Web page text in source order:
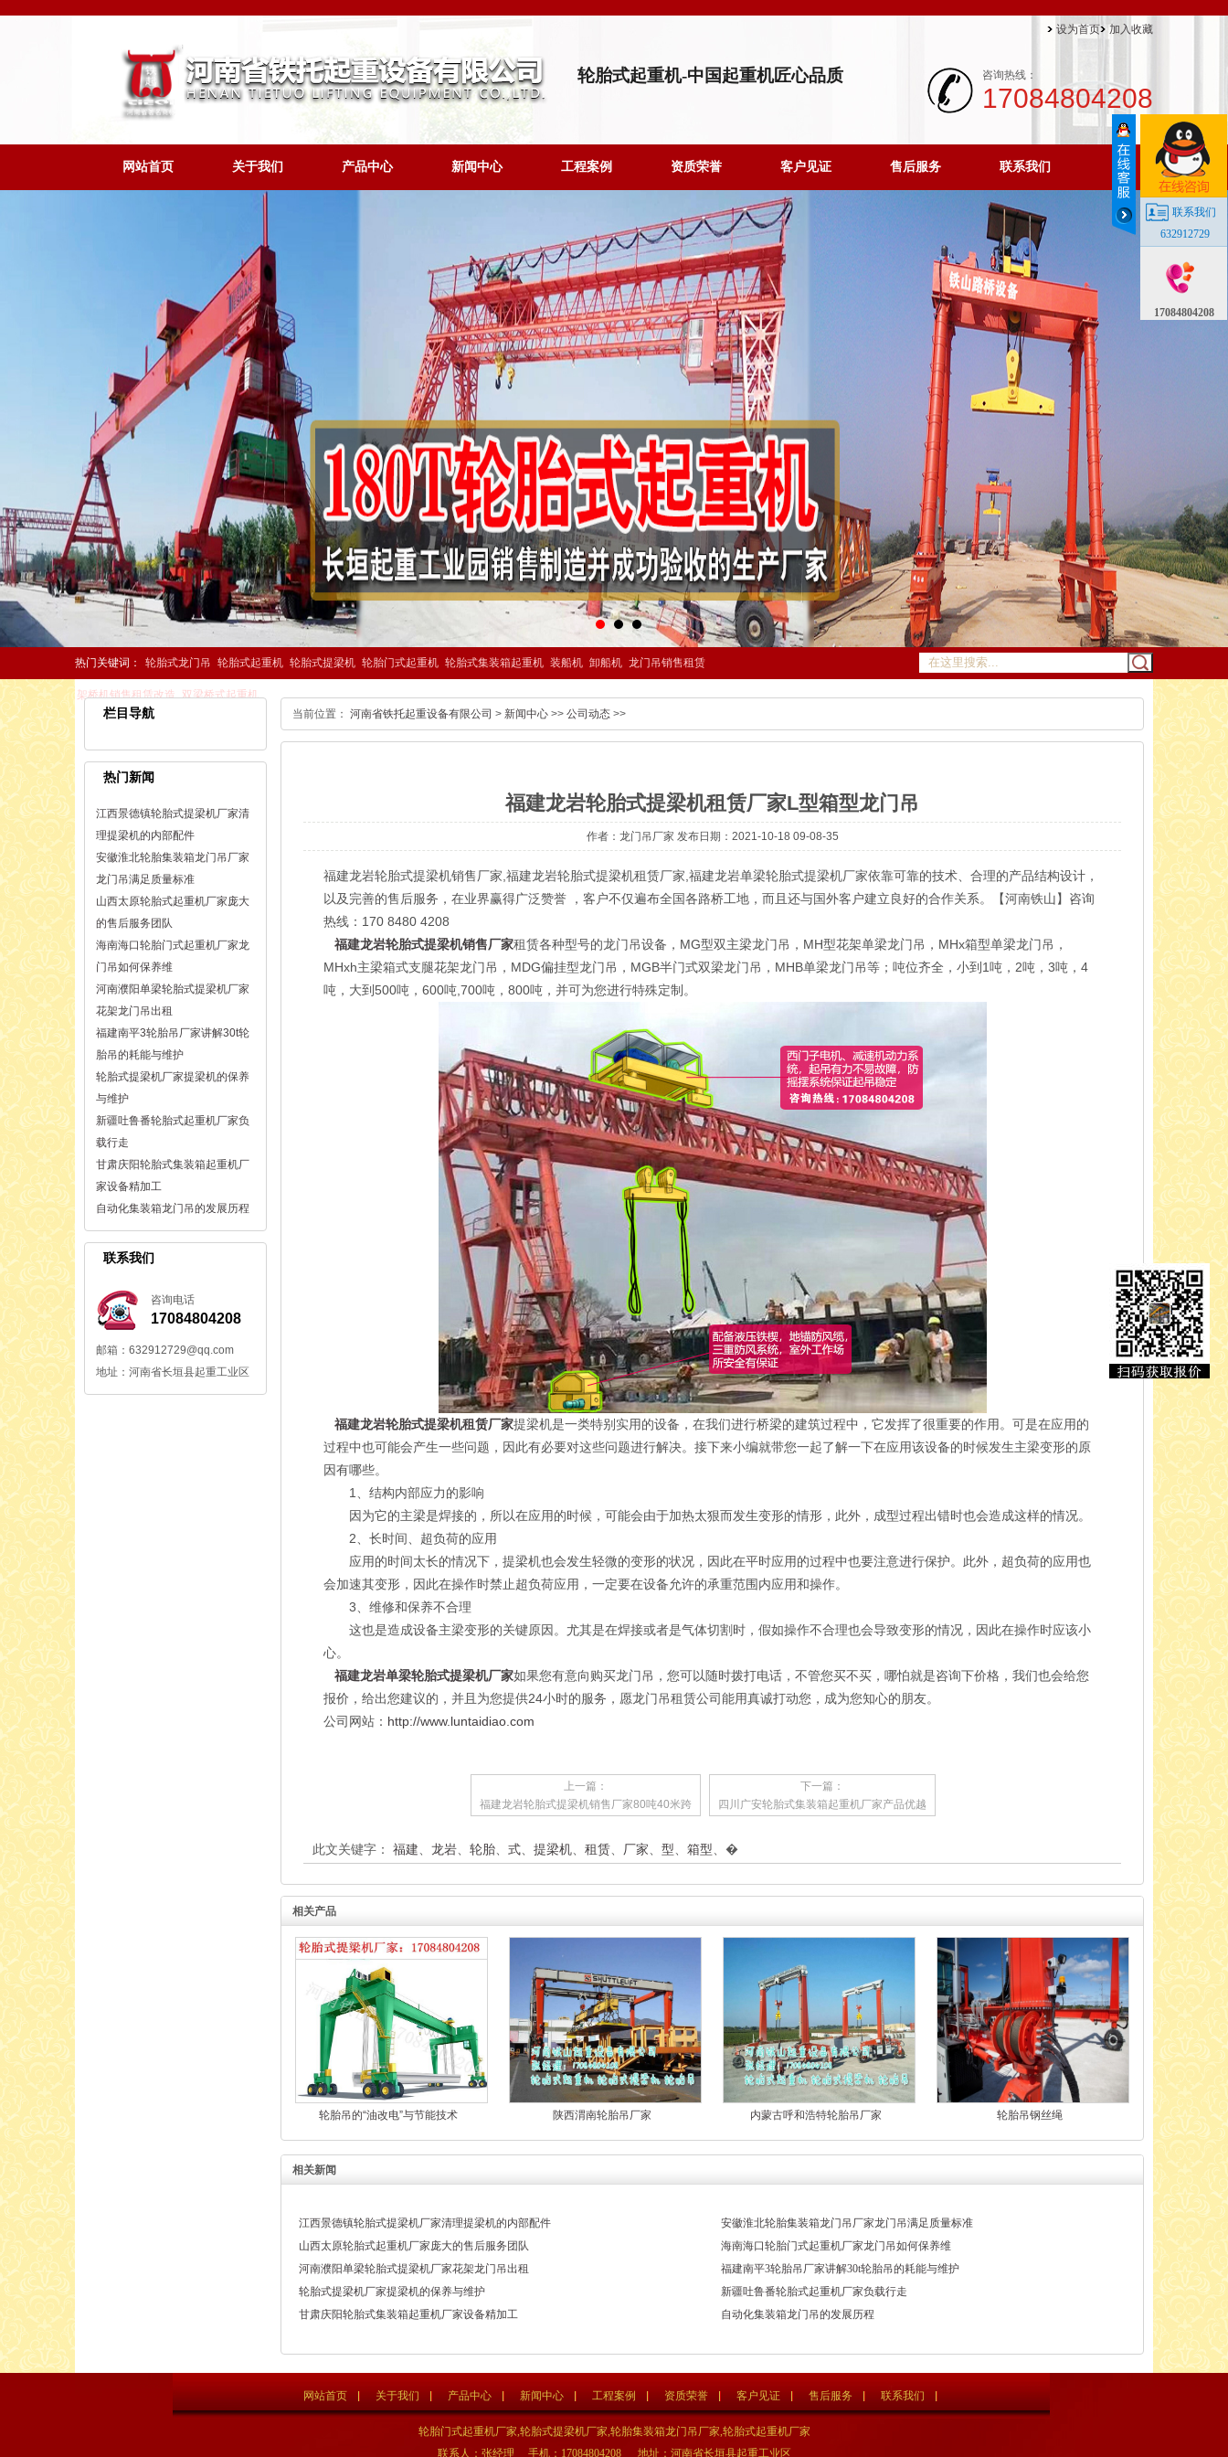
轮胎式起重机-中国起重机匠心品质
设为首页 加入收藏
咨询热线：
17084804208
网站首页 关于我们 产品中心 新闻中心 工程案例 资质荣誉 客户见证 售后服务 联系我们
热门关键词： 轮胎式龙门吊 轮胎式起重机 轮胎式提梁机 轮胎门式起重机 轮胎式集装箱起重机 装船机 卸船机 龙门吊销售租赁
架桥机销售租赁改造 双梁桥式起重机
联系我们
632912729
17084804208
栏目导航
热门新闻
江西景德镇轮胎式提梁机厂家清
理提梁机的内部配件
安徽淮北轮胎集装箱龙门吊厂家
龙门吊满足质量标准
山西太原轮胎式起重机厂家庞大
的售后服务团队
海南海口轮胎门式起重机厂家龙
门吊如何保养维
河南濮阳单梁轮胎式提梁机厂家
花架龙门吊出租
福建南平3轮胎吊厂家讲解30t轮
胎吊的耗能与维护
轮胎式提梁机厂家提梁机的保养
与维护
新疆吐鲁番轮胎式起重机厂家负
载行走
甘肃庆阳轮胎式集装箱起重机厂
家设备精加工
自动化集装箱龙门吊的发展历程
联系我们
咨询电话
17084804208
邮箱：632912729@qq.com
地址：河南省长垣县起重工业区
当前位置： 河南省铁托起重设备有限公司 > 新闻中心 >> 公司动态 >>
福建龙岩轮胎式提梁机租赁厂家L型箱型龙门吊
作者：龙门吊厂家 发布日期：2021-10-18 09-08-35
福建龙岩轮胎式提梁机销售厂家,福建龙岩轮胎式提梁机租赁厂家,福建龙岩单梁轮胎式提梁机厂家依靠可靠的技术、合理的产品结构设计，
以及完善的售后服务，在业界赢得广泛赞誉 ，客户不仅遍布全国各路桥工地，而且还与国外客户建立良好的合作关系。【河南铁山】咨询
热线：170 8480 4208
福建龙岩轮胎式提梁机销售厂家租赁各种型号的龙门吊设备，MG型双主梁龙门吊，MH型花架单梁龙门吊，MHx箱型单梁龙门吊，
MHxh主梁箱式支腿花架龙门吊，MDG偏挂型龙门吊，MGB半门式双梁龙门吊，MHB单梁龙门吊等；吨位齐全，小到1吨，2吨，3吨，4
吨，大到500吨，600吨,700吨，800吨，并可为您进行特殊定制。
福建龙岩轮胎式提梁机租赁厂家提梁机是一类特别实用的设备，在我们进行桥梁的建筑过程中，它发挥了很重要的作用。可是在应用的
过程中也可能会产生一些问题，因此有必要对这些问题进行解决。接下来小编就带您一起了解一下在应用该设备的时候发生主梁变形的原
因有哪些。
1、结构内部应力的影响
因为它的主梁是焊接的，所以在应用的时候，可能会由于加热太狠而发生变形的情形，此外，成型过程出错时也会造成这样的情况。
2、长时间、超负荷的应用
应用的时间太长的情况下，提梁机也会发生轻微的变形的状况，因此在平时应用的过程中也要注意进行保护。此外，超负荷的应用也
会加速其变形，因此在操作时禁止超负荷应用，一定要在设备允许的承重范围内应用和操作。
3、维修和保养不合理
这也是造成设备主梁变形的关键原因。尤其是在焊接或者是气体切割时，假如操作不合理也会导致变形的情况，因此在操作时应该小
心。
福建龙岩单梁轮胎式提梁机厂家如果您有意向购买龙门吊，您可以随时拨打电话，不管您买不买，哪怕就是咨询下价格，我们也会给您
报价，给出您建议的，并且为您提供24小时的服务，愿龙门吊租赁公司能用真诚打动您，成为您知心的朋友。
公司网站： http://www.luntaidiao.com
上一篇：
福建龙岩轮胎式提梁机销售厂家80吨40米跨
下一篇：
四川广安轮胎式集装箱起重机厂家产品优越
此文关键字： 福建 龙岩 轮胎 式 提梁机 租赁 厂家 型 箱型 �
相关产品
轮胎吊的“油改电”与节能技术 陕西渭南轮胎吊厂家 内蒙古呼和浩特轮胎吊厂家 轮胎吊钢丝绳
相关新闻
江西景德镇轮胎式提梁机厂家清理提梁机的内部配件
安徽淮北轮胎集装箱龙门吊厂家龙门吊满足质量标准
山西太原轮胎式起重机厂家庞大的售后服务团队
海南海口轮胎门式起重机厂家龙门吊如何保养维
河南濮阳单梁轮胎式提梁机厂家花架龙门吊出租
福建南平3轮胎吊厂家讲解30t轮胎吊的耗能与维护
轮胎式提梁机厂家提梁机的保养与维护
新疆吐鲁番轮胎式起重机厂家负载行走
甘肃庆阳轮胎式集装箱起重机厂家设备精加工
自动化集装箱龙门吊的发展历程
网站首页 关于我们 产品中心 新闻中心 工程案例 资质荣誉 客户见证 售后服务 联系我们
轮胎门式起重机厂家,轮胎式提梁机厂家,轮胎集装箱龙门吊厂家,轮胎式起重机厂家
联系人：张经理 手机：17084804208 地址：河南省长垣县起重工业区